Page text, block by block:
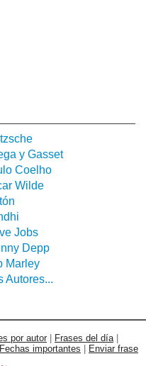
y Gasset
Coelho
Wilde
Jobs
Depp
Marley
Autores...
por autor Frases del día|
Fechas importantes
Enviar frase